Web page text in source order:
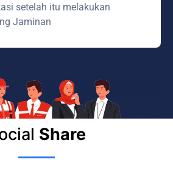
setelah itu melakukan
Jaminan
Share